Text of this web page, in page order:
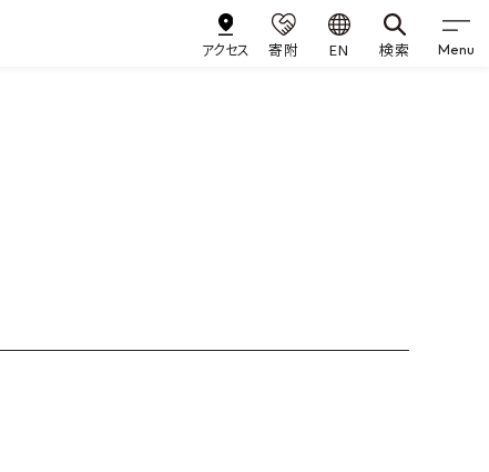
アクセス 寄附 EN 検索 Menu